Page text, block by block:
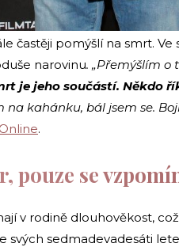
častěji pomýšlí na smrt.
narovinu. „Přemýšlím o
je jeho součástí. Někdo
kahánku, bál jsem se.
.
pouze se
v rodině dlouhověkost,
svých sedmadevadesáti